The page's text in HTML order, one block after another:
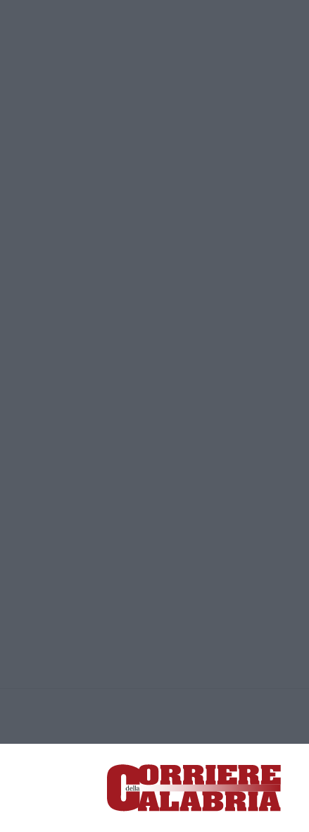
Lamezia Terme (CZ)
- Direttore responsabile Paola Militano |Privacy